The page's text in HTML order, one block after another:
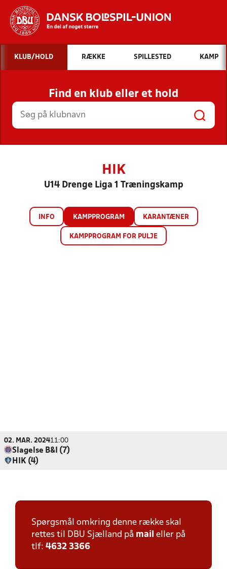
Hvad vil du søge efter?
INDHOLD OG NYHEDER
STILLINGER, RESULTATER, KLUBBER OG
HOLD
KLUB/HOLD RÆKKE SPILLESTED KAMP
Find en klub eller et hold
HIK
U14 Drenge Liga 1 Træningskamp
INFO KAMPPROGRAM KARANTÆNER
KAMPPROGRAM FOR PULJE
02. MAR. 202411:00
Slagelse B&I (7)
HIK (4)
Spørgsmål omkring denne række skal
rettes til DBU Sjælland på mail eller på
tlf: 4632 3366